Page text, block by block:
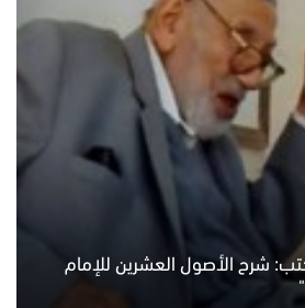
شرح الأصول العشرين للإمام